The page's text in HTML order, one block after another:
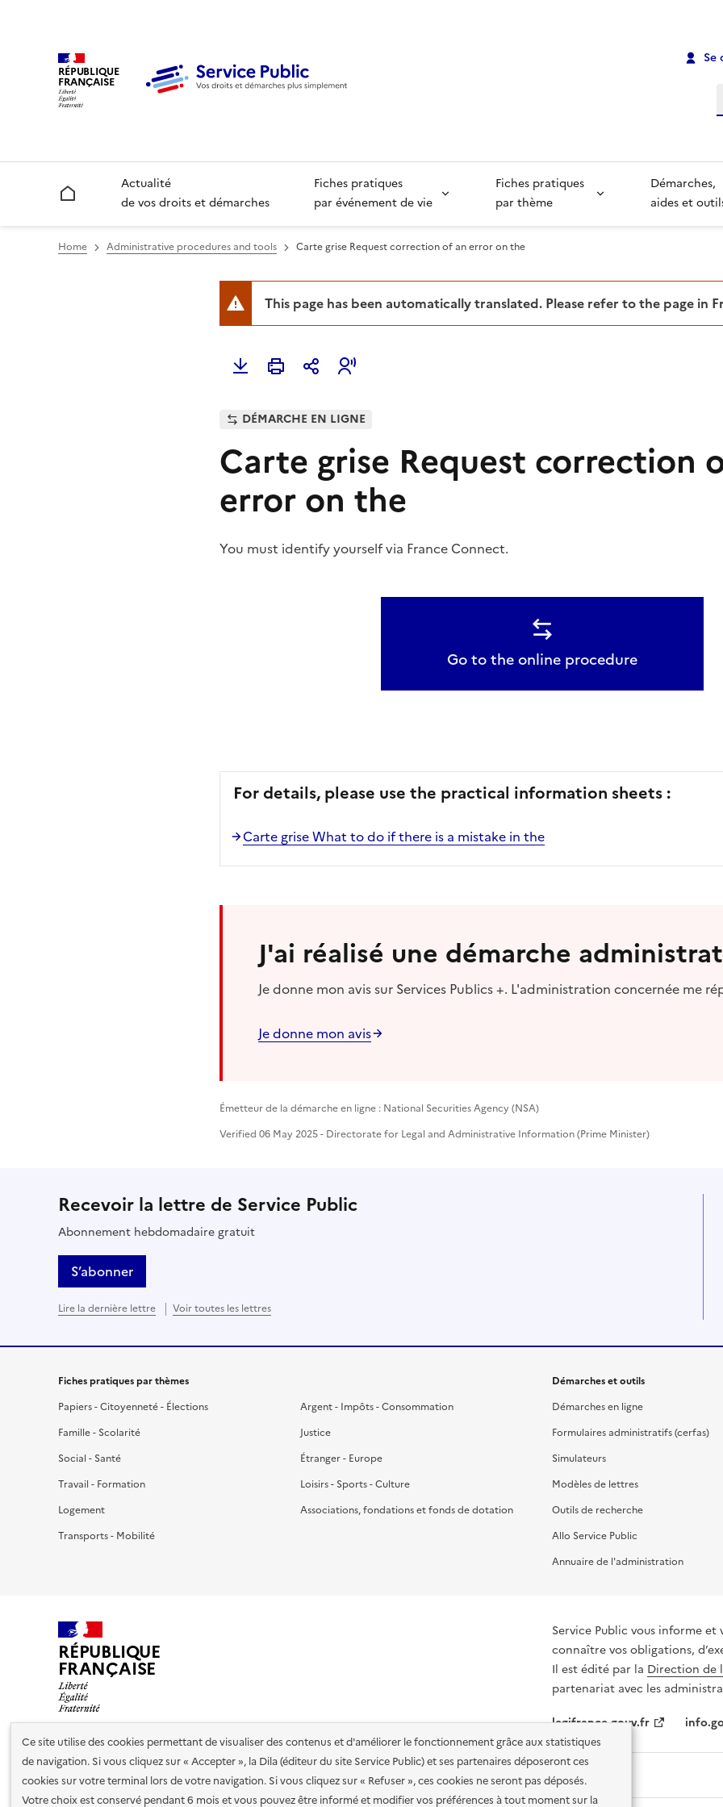
Ce site utilise des cookies permettant de visualiser des contenus et d'améliorer le fonctionnement grâce aux statistiques
de navigation. Si vous cliquez sur « Accepter », la Dila (éditeur du site Service Public) et ses partenaires déposeront ces
cookies sur votre terminal lors de votre navigation. Si vous cliquez sur « Refuser », ces cookies ne seront pas déposés.
Votre choix est conservé pendant 6 mois et vous pouvez être informé et modifier vos préférences à tout moment sur la
RÉPUBLIQUE
FRANÇAISE
Se
Accueil
Actualité
de vos droits et démarches
Fiches pratiques
par événement de vie
Fiches pratiques
par thème
Démarches,
aides et
Home Administrative procedures and tools Carte grise Request correction of an error on the
This page has been automatically translated. Please refer to the page in
DÉMARCHE EN LIGNE
Carte grise Request correction
error on the
You must identify yourself via France Connect.
Go to the online procedure
For details, please use the practical information sheets :
Carte grise What to do if there is a mistake in the
J'ai réalisé une démarche
Je donne mon avis sur Services Publics +. L'administration concernée me
Je donne mon avis
Émetteur de la démarche en ligne : National Securities Agency (NSA)
Verified 06 May 2025 - Directorate for Legal and Administrative Information (Prime Minister)
Recevoir la lettre de Service Public
Abonnement hebdomadaire gratuit
S’abonner
Lire la dernière lettre Voir toutes les lettres
Fiches pratiques par thèmes
Papiers - Citoyenneté - Élections
Famille - Scolarité
Social - Santé
Travail - Formation
Logement
Transports - Mobilité
Argent - Impôts - Consommation
Justice
Étranger - Europe
Loisirs - Sports - Culture
Associations, fondations et fonds de dotation
Démarches et outils
Démarches en ligne
Formulaires administratifs (cerfas)
Simulateurs
Modèles de lettres
Outils de recherche
Allo Service Public
Annuaire de l'administration
RÉPUBLIQUE
FRANÇAISE
Service Public vous informe
connaître vos obligations,
Il est édité par la Direction de
partenariat avec les
legifrance.gouv.fr
Nos partenaires